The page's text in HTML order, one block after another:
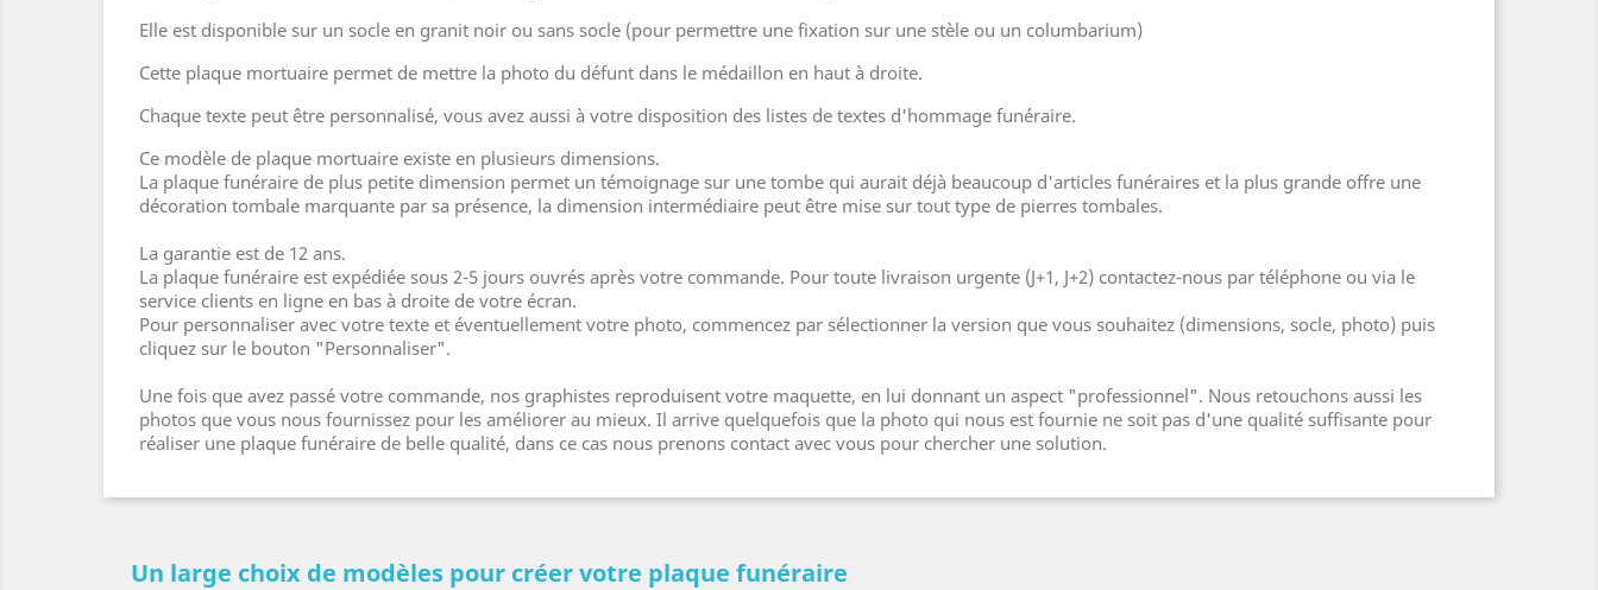
Elle est disponible sur un socle en granit noir ou sans socle (pour permettre une fixation sur une stèle ou un columbarium)
Cette plaque mortuaire permet de mettre la photo du défunt dans le médaillon en haut à droite.
Chaque texte peut être personnalisé, vous avez aussi à votre disposition des listes de textes d'hommage funéraire.
Ce modèle de plaque mortuaire existe en plusieurs dimensions.
La plaque funéraire de plus petite dimension permet un témoignage sur une tombe qui aurait déjà beaucoup d'articles funéraires et la plus grande offre une
décoration tombale marquante par sa présence, la dimension intermédiaire peut être mise sur tout type de pierres tombales.
La garantie est de 12 ans.
La plaque funéraire est expédiée sous 2-5 jours ouvrés après votre commande. Pour toute livraison urgente (J+1, J+2) contactez-nous par téléphone ou via le
service clients en ligne en bas à droite de votre écran.
Pour personnaliser avec votre texte et éventuellement votre photo, commencez par sélectionner la version que vous souhaitez (dimensions, socle, photo) puis
cliquez sur le bouton "Personnaliser".
Une fois que avez passé votre commande, nos graphistes reproduisent votre maquette, en lui donnant un aspect "professionnel". Nous retouchons aussi les
photos que vous nous fournissez pour les améliorer au mieux. Il arrive quelquefois que la photo qui nous est fournie ne soit pas d'une qualité suffisante pour
réaliser une plaque funéraire de belle qualité, dans ce cas nous prenons contact avec vous pour chercher une solution.
Un large choix de modèles pour créer votre plaque funéraire